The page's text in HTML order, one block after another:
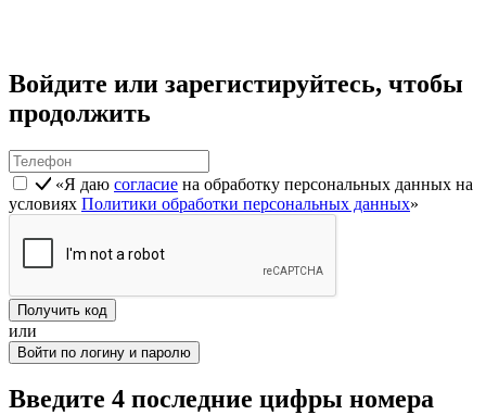
Войдите или зарегистируйтесь, чтобы
продолжить
«Я даю согласие на обработку персональных данных на
условиях Политики обработки персональных данных»
Получить код
или
Войти по логину и паролю
Введите 4 последние цифры номера